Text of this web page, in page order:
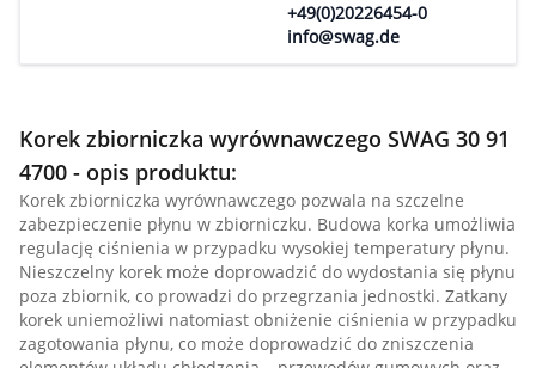
+49(0)20226454-0
info@swag.de
Korek zbiorniczka wyrównawczego SWAG 30 91
4700 - opis produktu:
Korek zbiorniczka wyrównawczego pozwala na szczelne
zabezpieczenie płynu w zbiorniczku. Budowa korka umożliwia
regulację ciśnienia w przypadku wysokiej temperatury płynu.
Nieszczelny korek może doprowadzić do wydostania się płynu
poza zbiornik, co prowadzi do przegrzania jednostki. Zatkany
korek uniemożliwi natomiast obniżenie ciśnienia w przypadku
zagotowania płynu, co może doprowadzić do zniszczenia